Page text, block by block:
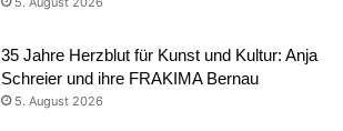
35 Jahre Herzblut für Kunst und Kultur: Anja
Schreier und ihre FRAKIMA Bernau
5. August 2026